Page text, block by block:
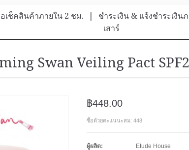
เช็คสินค้าภายใน 2 ชม. ชำระเงิน & แจ้งชำระเงิน
เสาร์
Swan Veiling Pact
฿448.00
ซื้อด้วยคะแนนะสม: 448
ผู้ผลิต:
Etude House